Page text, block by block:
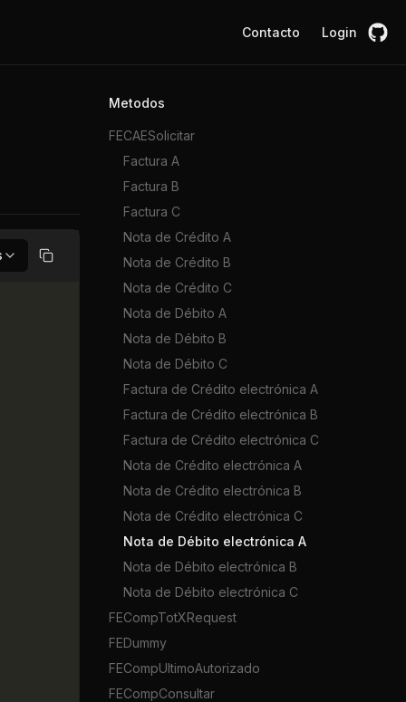
Contacto Login
Copiar
Metodos
FECAESolicitar
Factura A
Factura B
Factura C
Nota de Crédito A
Nota de Crédito B
Nota de Crédito C
Nota de Débito A
Nota de Débito B
Nota de Débito C
Factura de Crédito electrónica A
Factura de Crédito electrónica B
Factura de Crédito electrónica C
Nota de Crédito electrónica A
Nota de Crédito electrónica B
Nota de Crédito electrónica C
Nota de Débito electrónica A
Nota de Débito electrónica B
Nota de Débito electrónica C
FECompTotXRequest
FEDummy
FECompUltimoAutorizado
FECompConsultar